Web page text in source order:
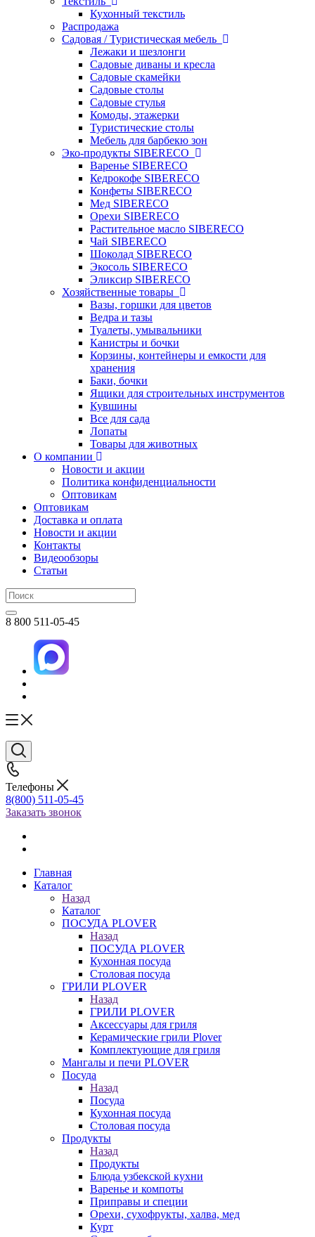
Кухонный текстиль
Распродажа
Садовая / Туристическая мебель
Лежаки и шезлонги
Садовые диваны и кресла
Садовые скамейки
Садовые столы
Садовые стулья
Комоды, этажерки
Туристические столы
Мебель для барбекю зон
Эко-продукты SIBERECO
Варенье SIBERECO
Кедрокофе SIBERECO
Конфеты SIBERECO
Мед SIBERECO
Орехи SIBERECO
Растительное масло SIBERECO
Чай SIBERECO
Шоколад SIBERECO
Экосоль SIBERECO
Эликсир SIBERECO
Хозяйственные товары
Вазы, горшки для цветов
Ведра и тазы
Туалеты, умывальники
Канистры и бочки
Корзины, контейнеры и емкости для
хранения
Баки, бочки
Ящики для строительных инструментов
Кувшины
Все для сада
Лопаты
Товары для животных
О компании
Новости и акции
Политика конфиденциальности
Оптовикам
Оптовикам
Доставка и оплата
Новости и акции
Контакты
Видеообзоры
Статьи
8 800 511-05-45
Телефоны
8(800) 511-05-45
Заказать звонок
Главная
Каталог
Назад
Каталог
ПОСУДА PLOVER
Назад
ПОСУДА PLOVER
Кухонная посуда
Столовая посуда
ГРИЛИ PLOVER
Назад
ГРИЛИ PLOVER
Аксессуары для гриля
Керамические грили Plover
Комплектующие для гриля
Мангалы и печи PLOVER
Посуда
Назад
Посуда
Кухонная посуда
Столовая посуда
Продукты
Назад
Продукты
Блюда узбекской кухни
Варенье и компоты
Приправы и специи
Орехи, сухофрукты, халва, мед
Курт